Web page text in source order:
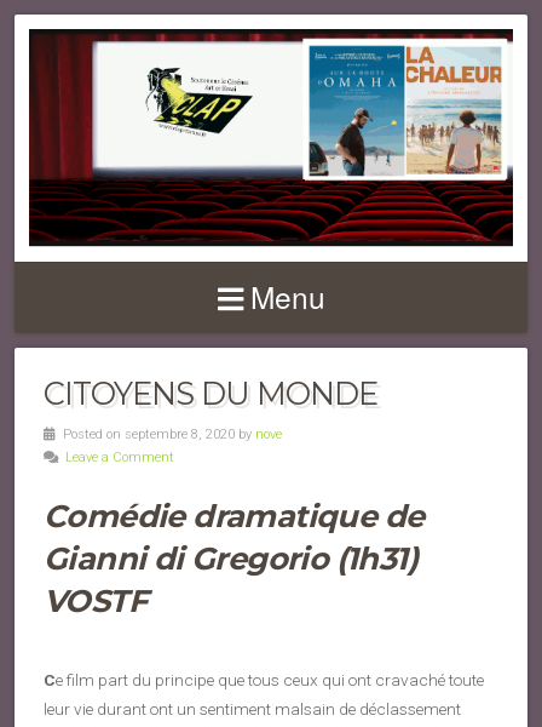
Menu
CITOYENS DU MONDE
Posted on septembre 8, 2020 by nove
Leave a Comment
Comédie dramatique de
Gianni di Gregorio (1h31)
VOSTF
Ce film part du principe que tous ceux qui ont cravaché toute
leur vie durant ont un sentiment malsain de déclassement